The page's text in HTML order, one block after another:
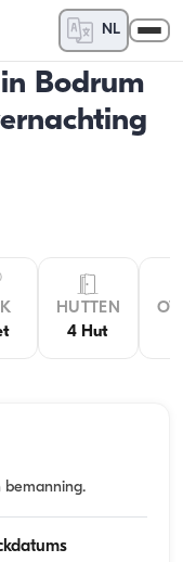
NL
Bodrum
HUTTEN
4 Hut
bemanning.